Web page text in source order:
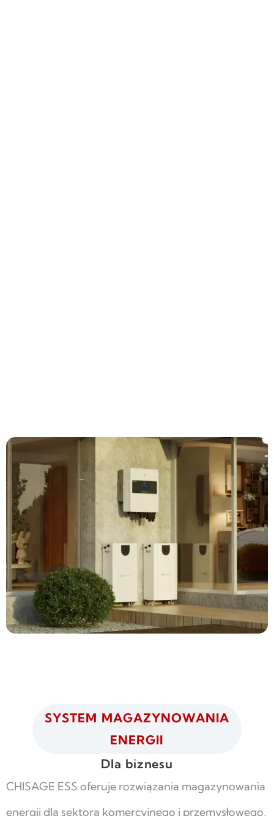
SYSTEM MAGAZYNOWANIA
ENERGII
Dla biznesu
CHISAGE ESS oferuje rozwiązania magazynowania
energii dla sektora komercyjnego i przemysłowego,